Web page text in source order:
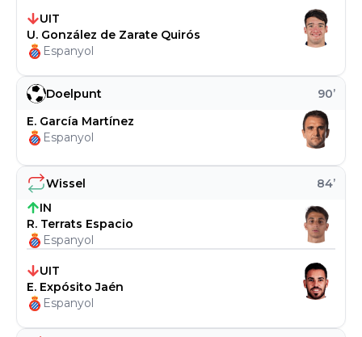
Wissel 84’
IN
R. Terrats Espacio
Espanyol
UIT
E. Expósito Jaén
Espanyol
Doelpunt 90’
E. García Martínez
Espanyol
UIT
U. González de Zarate Quirós
Espanyol